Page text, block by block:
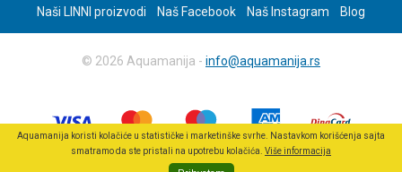
Naši LINNI proizvodi
Naš Facebook Naš Instagram Blog
© 2026 Aquamanija - info@aquamanija.rs
Aquamanija koristi kolačiće u statističke i marketinške svrhe. Nastavkom korišćenja sajta
smatramo da ste pristali na upotrebu kolačića. Više informacija